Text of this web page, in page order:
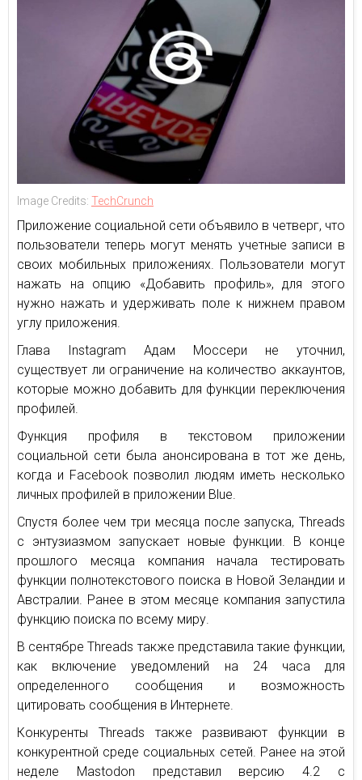
Image Credits: TechCrunch
Приложение социальной сети объявило в четверг, что
пользователи теперь могут менять учетные записи в
своих мобильных приложениях. Пользователи могут
нажать на опцию «Добавить профиль», для этого
нужно нажать и удерживать поле к нижнем правом
углу приложения.
Глава Instagram Адам Моссери не уточнил,
существует ли ограничение на количество аккаунтов,
которые можно добавить для функции переключения
профилей.
Функция профиля в текстовом приложении
социальной сети была анонсирована в тот же день,
когда и Facebook позволил людям иметь несколько
личных профилей в приложении Blue.
Спустя более чем три месяца после запуска, Threads
с энтузиазмом запускает новые функции. В конце
прошлого месяца компания начала тестировать
функции полнотекстового поиска в Новой Зеландии и
Австралии. Ранее в этом месяце компания запустила
функцию поиска по всему миру.
В сентябре Threads также представила такие функции,
как включение уведомлений на 24 часа для
определенного сообщения и возможность
цитировать сообщения в Интернете.
Конкуренты Threads также развивают функции в
конкурентной среде социальных сетей. Ранее на этой
неделе Mastodon представил версию 4.2 с